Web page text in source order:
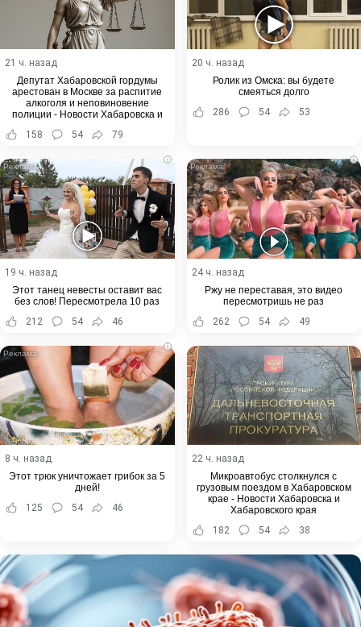
21 ч. назад
Депутат Хабаровской гордумы
арестован в Москве за распитие
алкоголя и неповиновение
полиции - Новости Хабаровска и
158 54 79
20 ч. назад
Ролик из Омска: вы будете
смеяться долго
286
54 53
i
19 ч. назад
Этот танец невесты оставит вас
без слов! Пересмотрела 10 раз
212
54 46
i
24 ч. назад
Ржу не переставая, это видео
пересмотришь не раз
262
54 49
i
8 ч. назад
Этот трюк уничтожает грибок за 5
дней!
125
54 46
22 ч. назад
Микроавтобус столкнулся с
грузовым поездом в Хабаровском
крае - Новости Хабаровска и
Хабаровского края
182
54 38